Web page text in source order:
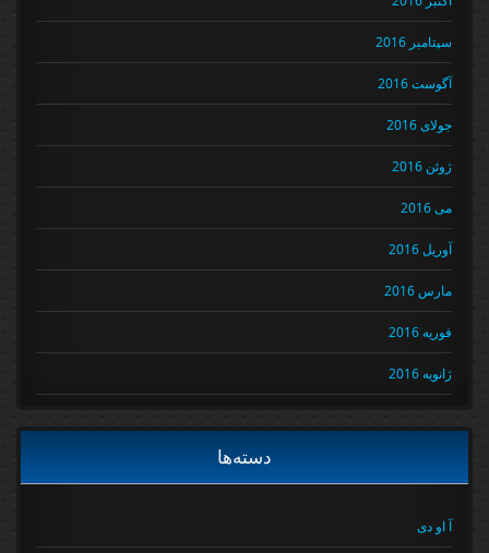
سپتامبر 2016
آگوست 2016
جولای 2016
ژوئن 2016
می 2016
آوریل 2016
مارس 2016
فوریه 2016
ژانویه 2016
دسته‌ها
آ او دی